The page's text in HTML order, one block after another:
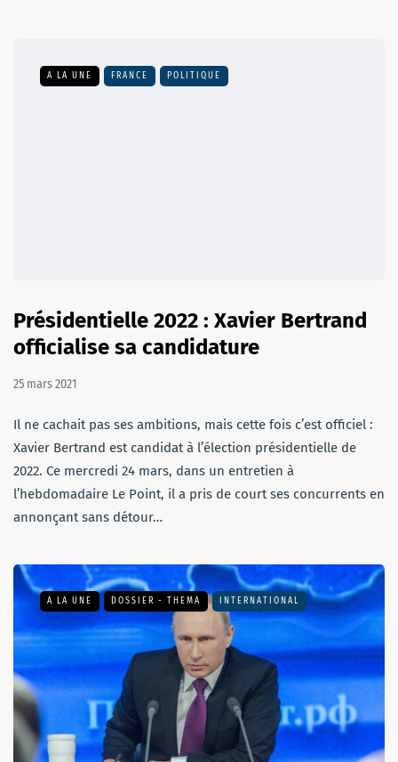
A LA UNE FRANCE POLITIQUE
Présidentielle 2022 : Xavier Bertrand
officialise sa candidature
25 mars 2021
Il ne cachait pas ses ambitions, mais cette fois c’est officiel :
Xavier Bertrand est candidat à l’élection présidentielle de
2022. Ce mercredi 24 mars, dans un entretien à
l’hebdomadaire Le Point, il a pris de court ses concurrents en
annonçant sans détour…
A LA UNE DOSSIER - THEMA INTERNATIONAL